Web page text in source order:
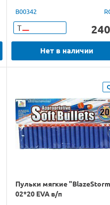
B00342
Т 240
Нет в наличии
Пульки мягкие
02*20 EVA в/п